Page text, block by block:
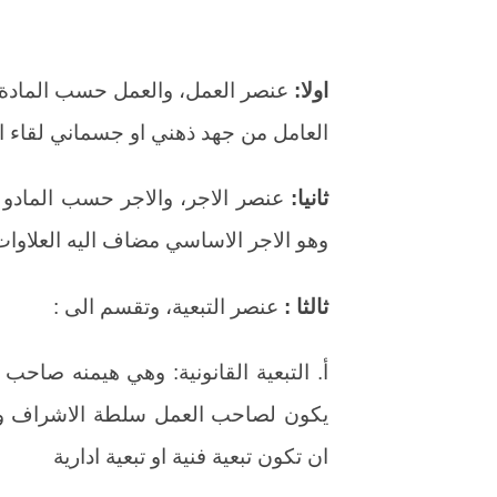
اولا:
العامل من جهد ذهني او جسماني لقاء
ثانيا:
وهو الاجر الاساسي مضاف اليه
ثالثا : عنصر التبعية، وتقسم الى :
أ. التبعية القانونية: وهي هيمنه
يكون لصاحب العمل سلطة الاشراف
ان تكون تبعية فنية او تبعية ادارية